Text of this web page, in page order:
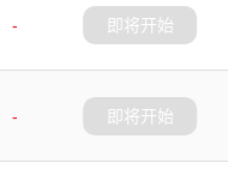
-
即将开始
-
即将开始